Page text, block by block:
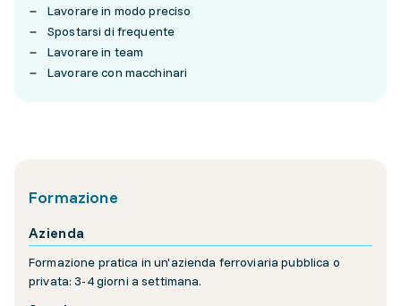
Lavorare in modo preciso
Spostarsi di frequente
Lavorare in team
Lavorare con macchinari
Formazione
Azienda
Formazione pratica in un'azienda ferroviaria pubblica o
privata: 3-4 giorni a settimana.